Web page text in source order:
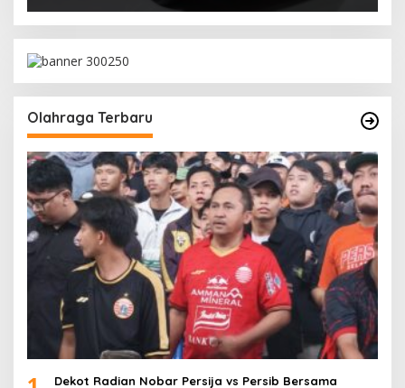
Olahraga Terbaru
Dekot Radian Nobar Persija vs Persib Bersama